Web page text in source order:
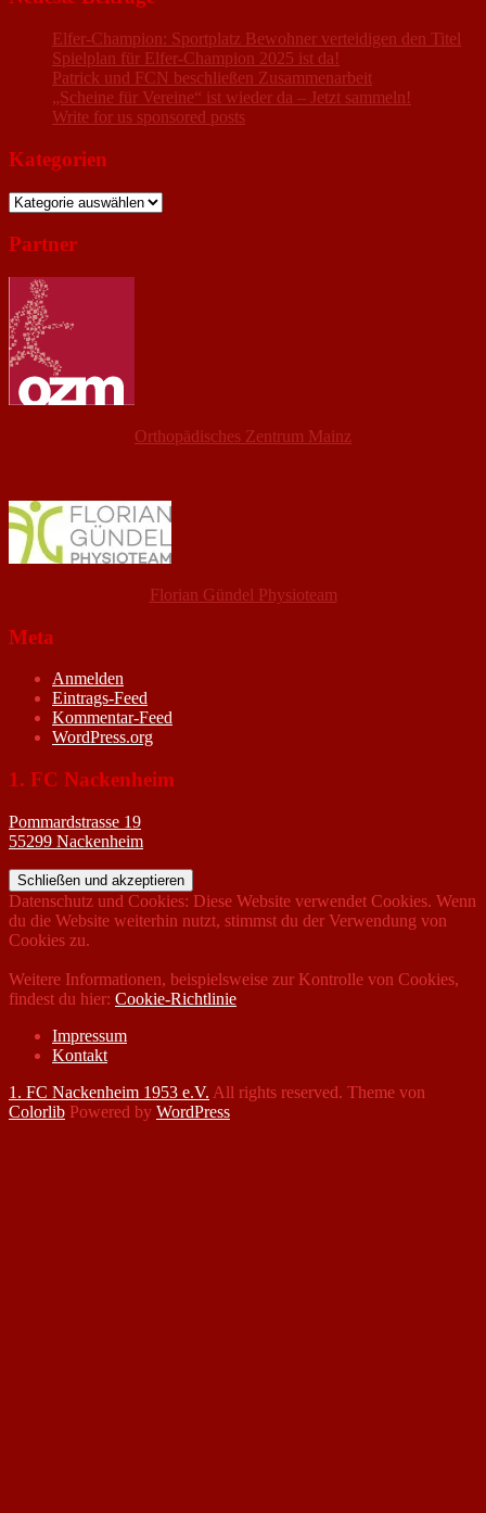
Elfer-Champion: Sportplatz Bewohner verteidigen den Titel
Spielplan für Elfer-Champion 2025 ist da!
Patrick und FCN beschließen Zusammenarbeit
„Scheine für Vereine“ ist wieder da – Jetzt sammeln!
Write for us sponsored posts
Kategorien
Kategorien
Partner
Orthopädisches Zentrum Mainz
Florian Gündel Physioteam
Meta
Anmelden
Eintrags-Feed
Kommentar-Feed
WordPress.org
1. FC Nackenheim
Pommardstrasse 19
55299 Nackenheim
Datenschutz und Cookies: Diese Website verwendet Cookies. Wenn
du die Website weiterhin nutzt, stimmst du der Verwendung von
Cookies zu.
Weitere Informationen, beispielsweise zur Kontrolle von Cookies,
findest du hier: Cookie-Richtlinie
Impressum
Kontakt
1. FC Nackenheim 1953 e.V. All rights reserved. Theme von
Colorlib Powered by WordPress